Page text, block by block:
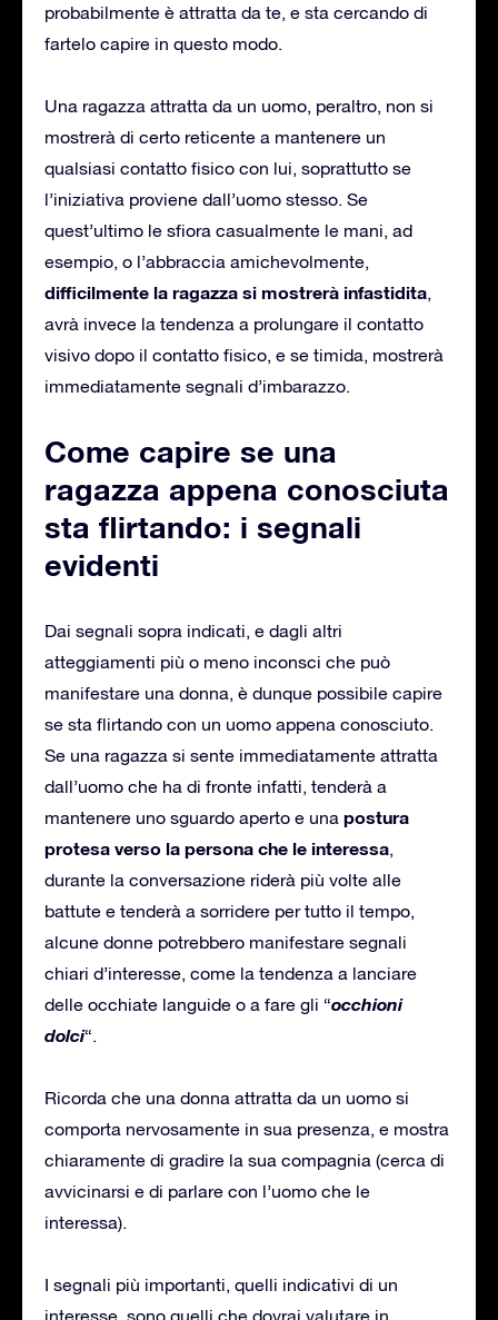
probabilmente è attratta da te, e sta cercando di
fartelo capire in questo modo.
Una ragazza attratta da un uomo, peraltro, non si
mostrerà di certo reticente a mantenere un
qualsiasi contatto fisico con lui, soprattutto se
l’iniziativa proviene dall’uomo stesso. Se
quest’ultimo le sfiora casualmente le mani, ad
esempio, o l’abbraccia amichevolmente,
difficilmente la ragazza si mostrerà infastidita,
avrà invece la tendenza a prolungare il contatto
visivo dopo il contatto fisico, e se timida, mostrerà
immediatamente segnali d’imbarazzo.
Come capire se una
ragazza appena conosciuta
sta flirtando: i segnali
evidenti
Dai segnali sopra indicati, e dagli altri
atteggiamenti più o meno inconsci che può
manifestare una donna, è dunque possibile capire
se sta flirtando con un uomo appena conosciuto.
Se una ragazza si sente immediatamente attratta
dall’uomo che ha di fronte infatti, tenderà a
mantenere uno sguardo aperto e una postura
protesa verso la persona che le interessa,
durante la conversazione riderà più volte alle
battute e tenderà a sorridere per tutto il tempo,
alcune donne potrebbero manifestare segnali
chiari d’interesse, come la tendenza a lanciare
delle occhiate languide o a fare gli “occhioni
dolci“.
Ricorda che una donna attratta da un uomo si
comporta nervosamente in sua presenza, e mostra
chiaramente di gradire la sua compagnia (cerca di
avvicinarsi e di parlare con l’uomo che le
interessa).
I segnali più importanti, quelli indicativi di un
interesse, sono quelli che dovrai valutare in